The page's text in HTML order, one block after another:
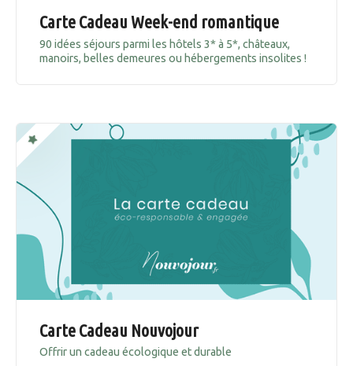
Carte Cadeau Week-end romantique
90 idées séjours parmi les hôtels 3* à 5*, châteaux,
manoirs, belles demeures ou hébergements insolites !
Carte Cadeau Nouvojour
Offrir un cadeau écologique et durable